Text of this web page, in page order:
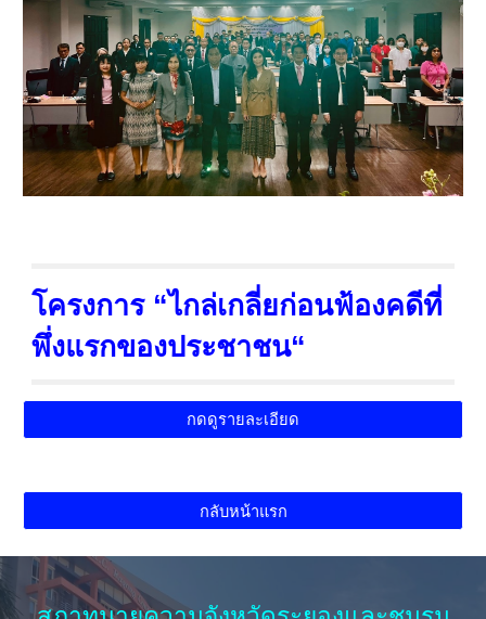
โครงการ “ไกล่เกลี่ยก่อนฟ้องคดีที่
พึ่งแรกของประชาชน“
กดดูรายละเอียด
กลับหน้าแรก